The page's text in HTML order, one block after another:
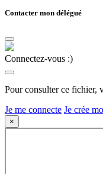
Contacter mon délégué
Connectez-vous :)
Pour consulter ce fichier,
Je me connecte Je crée
×